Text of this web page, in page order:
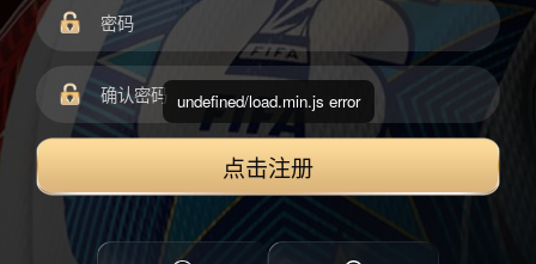
点击注册
undefined/load.min.js error